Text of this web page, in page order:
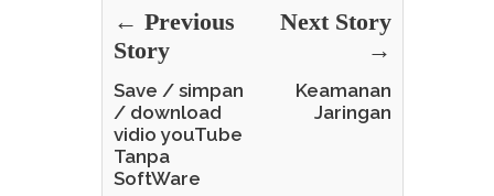
← Previous
Story
Save / simpan
/ download
vidio youTube
Tanpa
SoftWare
Next Story
→
Keamanan
Jaringan